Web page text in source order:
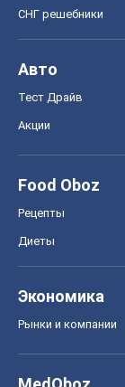
СНГ решебники
Авто
Тест Драйв
Акции
Food Oboz
Рецепты
Диеты
Экономика
Рынки и компании